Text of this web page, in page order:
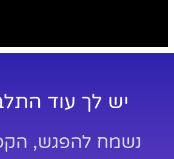
יש לך עוד
נשמח להפגש,